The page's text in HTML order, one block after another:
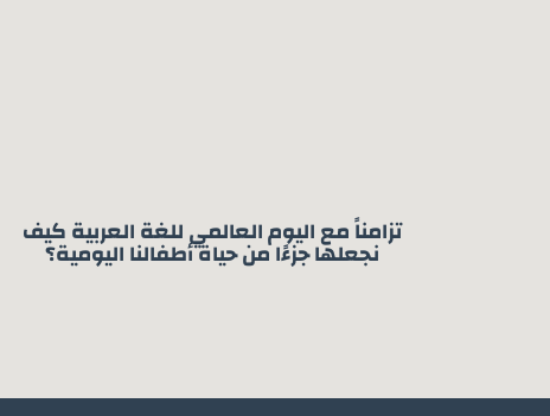
تزامناً مع اليوم العالمي للغة العربية كيف
نجعلها جزءًا من حياة أطفالنا اليومية؟